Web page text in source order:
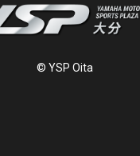
© YSP Oita